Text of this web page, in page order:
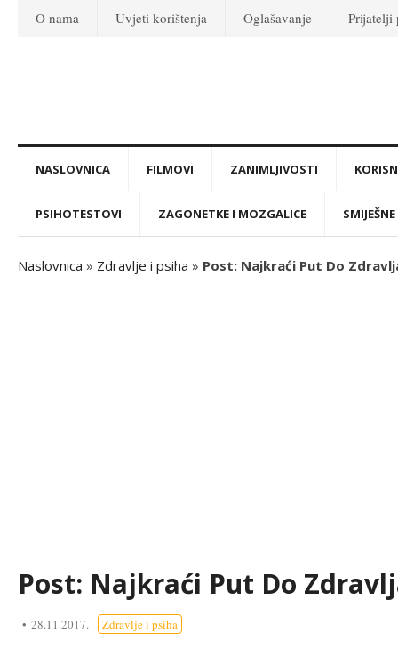
O nama Uvjeti korištenja Oglašavanje Prijatelji
NASLOVNICA FILMOVI ZANIMLJIVOSTI
PSIHOTESTOVI ZAGONETKE I MOZGALICE
Naslovnica » Zdravlje i psiha » Post: Najkraći Put Do
Post: Najkraći Put Do
28.11.2017. Zdravlje i psiha